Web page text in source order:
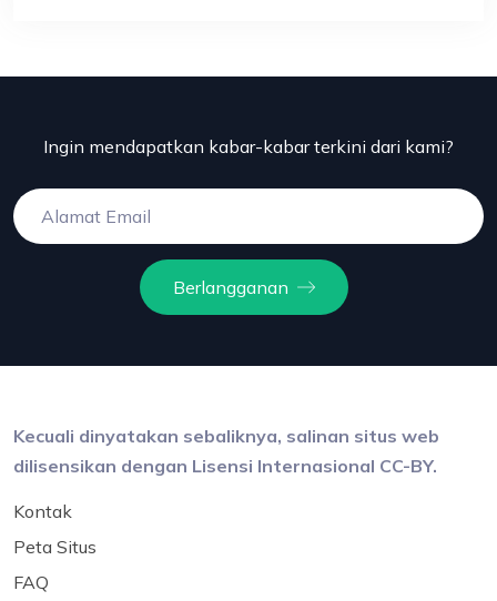
Ingin mendapatkan kabar-kabar terkini dari kami?
Berlangganan
Kecuali dinyatakan sebaliknya, salinan situs web
dilisensikan dengan Lisensi Internasional CC-BY.
Kontak
Peta Situs
FAQ